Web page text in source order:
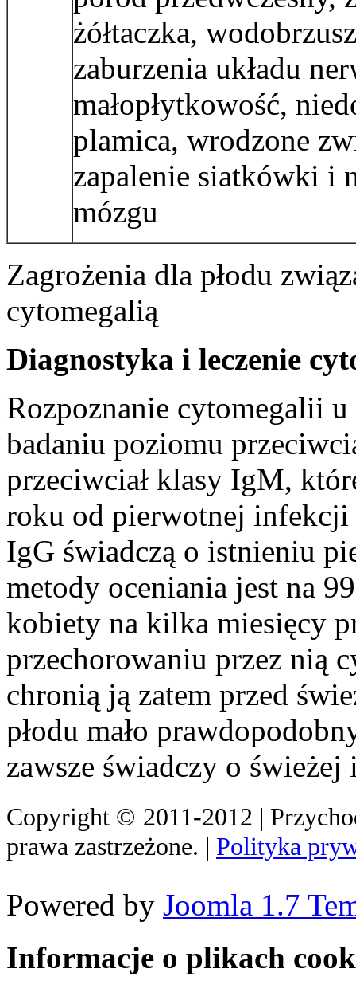
żółtaczka,
zaburzenia układu
małopłytkowość,
plamica, wrodzone
zapalenie siatkówki i
mózgu
Zagrożenia dla płodu
cytomegalią
Diagnostyka i leczenie
Rozpoznanie cytomegalii
badaniu poziomu
przeciwciał klasy IgM,
roku od pierwotnej infekcji
IgG świadczą o istnieniu
metody oceniania jest na
kobiety na kilka miesięcy
przechorowaniu przez nią
chronią ją zatem przed
płodu mało
zawsze świadczy o
Copyright © 2011-2012 |
prawa zastrzeżone. | Polityka
Powered by Joomla 1.7
Informacje o plikach